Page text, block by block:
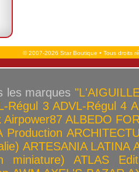
© 2007-2026 Star Boutique • Tous droits
les marques
Régul 3 ADVL-Régul 4
Airpower87 ALBEDO
Production
ARTESANIA LATINA
miniature)
ATLAS